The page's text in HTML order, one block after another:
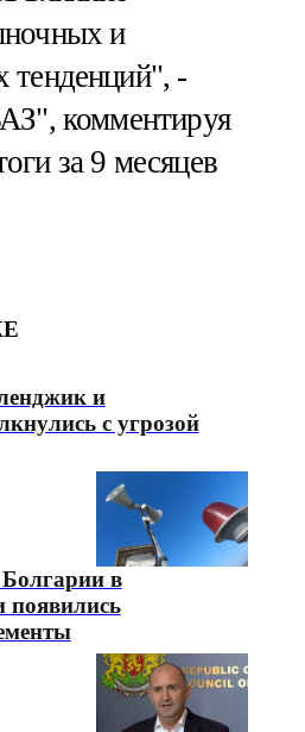
и
тенденций", -
комментируя
за 9 месяцев
и
с угрозой
в
появились